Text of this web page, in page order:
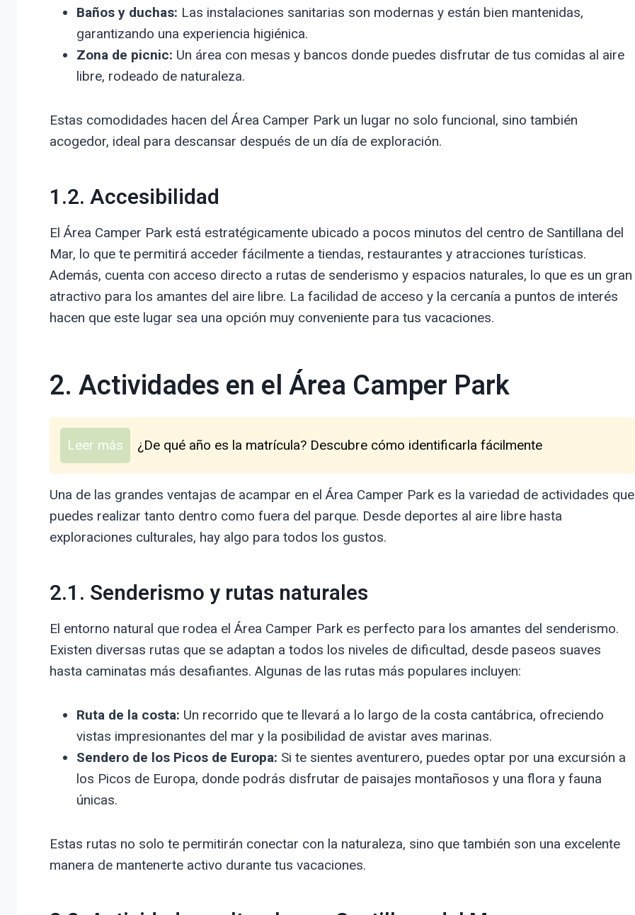
Baños y duchas: Las instalaciones sanitarias son modernas y están bien mantenidas,
garantizando una experiencia higiénica.
Zona de picnic: Un área con mesas y bancos donde puedes disfrutar de tus comidas al aire
libre, rodeado de naturaleza.
Estas comodidades hacen del Área Camper Park un lugar no solo funcional, sino también
acogedor, ideal para descansar después de un día de exploración.
1.2. Accesibilidad
El Área Camper Park está estratégicamente ubicado a pocos minutos del centro de Santillana del
Mar, lo que te permitirá acceder fácilmente a tiendas, restaurantes y atracciones turísticas.
Además, cuenta con acceso directo a rutas de senderismo y espacios naturales, lo que es un gran
atractivo para los amantes del aire libre. La facilidad de acceso y la cercanía a puntos de interés
hacen que este lugar sea una opción muy conveniente para tus vacaciones.
2. Actividades en el Área Camper Park
Leer más ¿De qué año es la matrícula? Descubre cómo identificarla fácilmente
Una de las grandes ventajas de acampar en el Área Camper Park es la variedad de actividades que
puedes realizar tanto dentro como fuera del parque. Desde deportes al aire libre hasta
exploraciones culturales, hay algo para todos los gustos.
2.1. Senderismo y rutas naturales
El entorno natural que rodea el Área Camper Park es perfecto para los amantes del senderismo.
Existen diversas rutas que se adaptan a todos los niveles de dificultad, desde paseos suaves
hasta caminatas más desafiantes. Algunas de las rutas más populares incluyen:
Ruta de la costa: Un recorrido que te llevará a lo largo de la costa cantábrica, ofreciendo
vistas impresionantes del mar y la posibilidad de avistar aves marinas.
Sendero de los Picos de Europa: Si te sientes aventurero, puedes optar por una excursión a
los Picos de Europa, donde podrás disfrutar de paisajes montañosos y una flora y fauna
únicas.
Estas rutas no solo te permitirán conectar con la naturaleza, sino que también son una excelente
manera de mantenerte activo durante tus vacaciones.